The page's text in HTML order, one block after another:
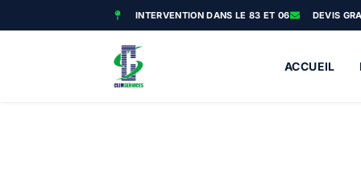
INTERVENTION DANS LE 83 ET 06 DEVIS
ACCUEIL